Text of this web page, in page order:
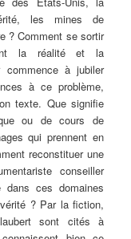
les mines de
? Comment se sortir
la réalité et la
à jubiler
à ce problème,
texte. Que signifie
ou de cours de
qui prennent en
reconstituer une
conseiller
dans ces domaines
? Par la fiction,
sont cités à